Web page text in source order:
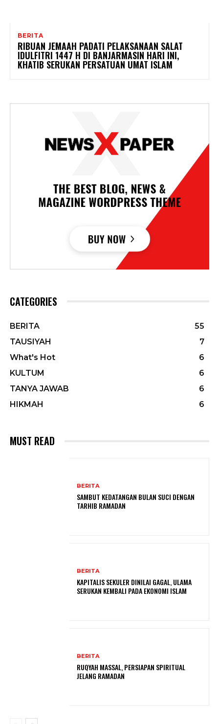
BERITA
RIBUAN JEMAAH PADATI PELAKSANAAN SALAT
IDULFITRI 1447 H DI BANJARMASIN HARI INI,
KHATIB SERUKAN PERSATUAN UMAT ISLAM
CATEGORIES
BERITA
55
TAUSIYAH
7
What's Hot
6
KULTUM
6
TANYA JAWAB
6
HIKMAH
6
MUST READ
BERITA
SAMBUT KEDATANGAN BULAN SUCI DENGAN
TARHIB RAMADAN
BERITA
KAPITALIS SEKULER DINILAI GAGAL, ULAMA
SERUKAN KEMBALI PADA EKONOMI ISLAM
BERITA
RUQYAH MASSAL, PERSIAPAN SPIRITUAL
JELANG RAMADAN